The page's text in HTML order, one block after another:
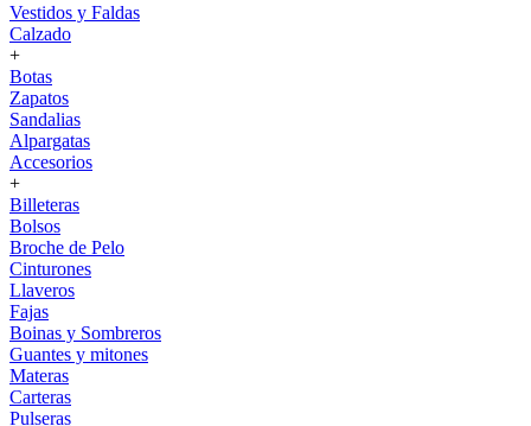
Vestidos y Faldas
Calzado
+
Botas
Zapatos
Sandalias
Alpargatas
Accesorios
+
Billeteras
Bolsos
Broche de Pelo
Cinturones
Llaveros
Fajas
Boinas y Sombreros
Guantes y mitones
Materas
Carteras
Pulseras